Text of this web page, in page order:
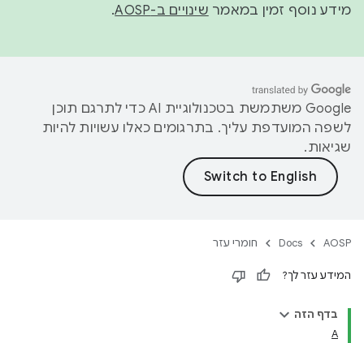
מידע נוסף זמין במאמר שינויים ב-AOSP .
‫Google משתמשת בטכנולוגיית AI כדי לתרגם תוכן
לשפה המועדפת עליך. בתרגומים כאלו עשויות להיות
שגיאות.
AOSP
Docs חומרי עזר
המידע עזר לך?
בדף הזה
A